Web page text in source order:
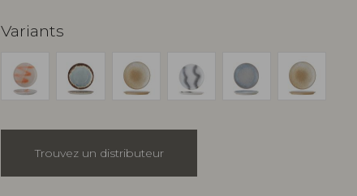
Variants
Trouvez un distributeur